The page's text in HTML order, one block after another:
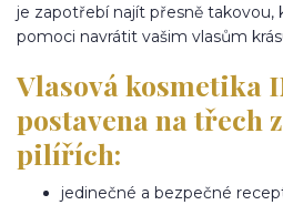
je zapotřebí najít přesně takovou,
pomoci navrátit vašim vlasům
Vlasová kosmetika
postavena na třech
pilířích:
jedinečné a bezpečné